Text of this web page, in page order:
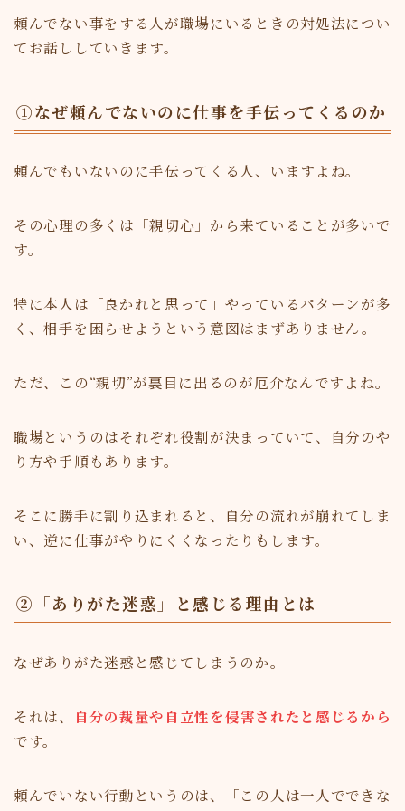
頼んでない事をする人が職場にいるときの対処法につい
てお話ししていきます。
①なぜ頼んでないのに仕事を手伝ってくるのか
頼んでもいないのに手伝ってくる人、いますよね。
その心理の多くは「親切心」から来ていることが多いで
す。
特に本人は「良かれと思って」やっているパターンが多
く、相手を困らせようという意図はまずありません。
ただ、この“親切”が裏目に出るのが厄介なんですよね。
職場というのはそれぞれ役割が決まっていて、自分のや
り方や手順もあります。
そこに勝手に割り込まれると、自分の流れが崩れてしま
い、逆に仕事がやりにくくなったりもします。
②「ありがた迷惑」と感じる理由とは
なぜありがた迷惑と感じてしまうのか。
それは、
自分の裁量や自立性を侵害されたと感じるから
です。
頼んでいない行動というのは、「この人は一人でできな